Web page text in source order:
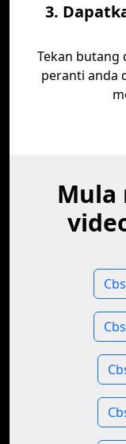
3.
Tekan butang
peranti anda
Mula